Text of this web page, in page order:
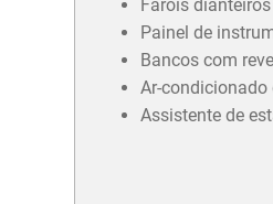
Faróis
Painel de
Bancos com
Ar-
Assistente de